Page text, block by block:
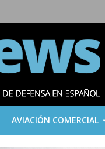
AVIACIÓN COMERCIAL